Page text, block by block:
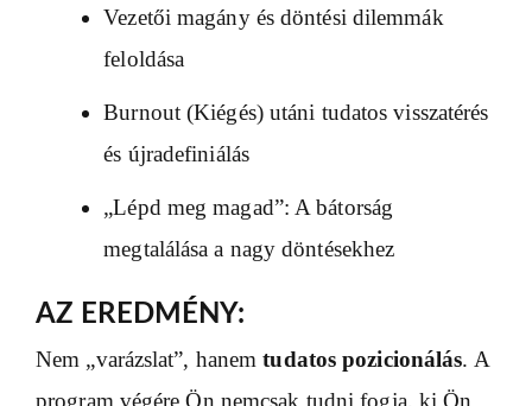
Vezetői magány és döntési dilemmák
feloldása
Burnout (Kiégés) utáni tudatos visszatérés
és újradefiniálás
„Lépd meg magad”: A bátorság
megtalálása a nagy döntésekhez
AZ EREDMÉNY:
Nem „varázslat”, hanemtudatos pozicionálás. A